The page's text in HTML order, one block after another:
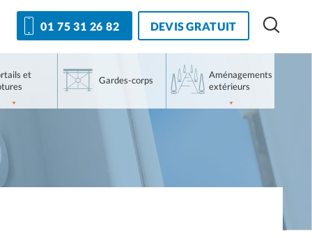
01 75 31 26 82 DEVIS GRATUIT
et
Gardes-corps
Aménagements
extérieurs